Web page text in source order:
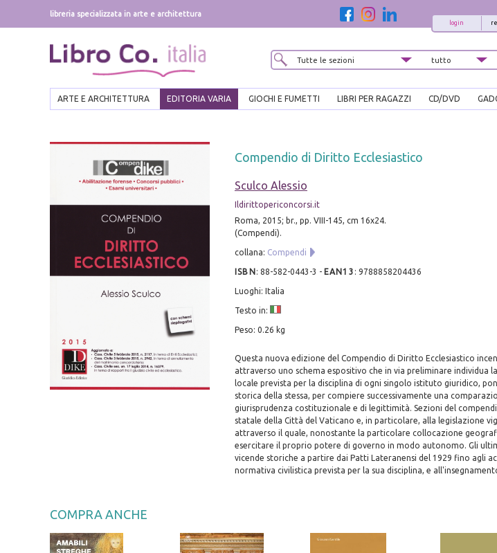
libreria specializzata in arte e architettura
login
ARTE E ARCHITETTURA EDITORIA VARIA GIOCHI E FUMETTI LIBRI PER RAGAZZI CD/DVD
Compendio di Diritto Ecclesiastico
Sculco Alessio
Ildirittopericoncorsi.it
Roma, 2015; br., pp. VIII-145, cm 16x24.
(Compendi).
collana: Compendi
ISBN : 88-582-0443-3 - EAN13 : 9788858204436
Luoghi: Italia
Testo in:
Peso: 0.26 kg
Questa nuova edizione del Compendio di Diritto Ecclesiastico
attraverso uno schema espositivo che in via preliminare individua
locale prevista per la disciplina di ogni singolo istituto giuridico,
storica della stessa, per compiere successivamente una
giurisprudenza costituzionale e di legittimità. Sezioni del
statale della Città del Vaticano e, in particolare, alla legislazione
attraverso il quale, nonostante la particolare collocazione
esercitare il proprio potere di governo in modo autonomo. Gli
vicende storiche a partire dai Patti Lateranensi del 1929 fino agli
normativa civilistica prevista per la sua disciplina, e
COMPRA ANCHE